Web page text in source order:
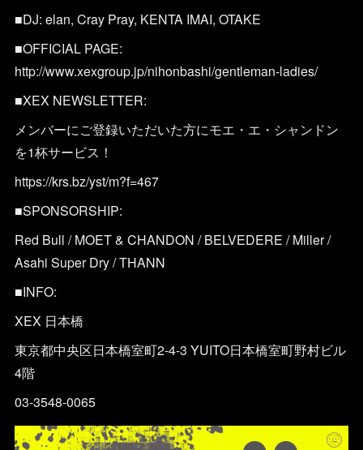
■DJ: elan, Cray Pray, KENTA IMAI, OTAKE
■OFFICIAL PAGE:
http://www.xexgroup.jp/nihonbashi/gentleman-ladies/
■XEX NEWSLETTER:
メンバーにご登録いただいた方にモエ・エ・シャンドン
を1杯サービス！
https://krs.bz/yst/m?f=467
■SPONSORSHIP:
Red Bull / MOET & CHANDON / BELVEDERE / Miller /
Asahi Super Dry / THANN
■INFO:
XEX 日本橋
東京都中央区日本橋室町2-4-3 YUITO日本橋室町野村ビル
4階
03-3548-0065